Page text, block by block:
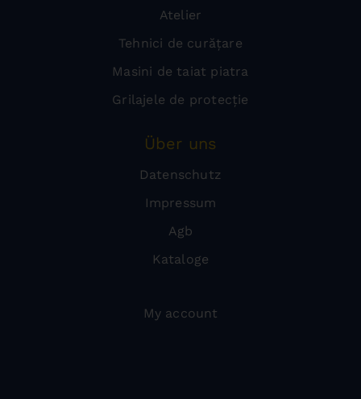
Atelier
Tehnici de curățare
Masini de taiat piatra
Grilajele de protecție
Über uns
Datenschutz
Impressum
Agb
Kataloge
My account